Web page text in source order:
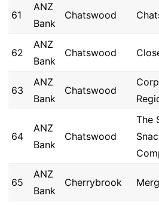
61
ANZ
Bank
Chatswood
62
ANZ
Bank
Chatswood
63
ANZ
Bank
Chatswood
64
ANZ
Bank
Chatswood
The
65
ANZ
Bank
Cherrybrook